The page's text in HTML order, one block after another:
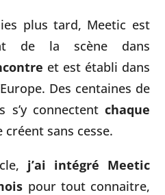
plus tard, Meetic est
de la scène dans
et est établi dans
Des centaines de
s’y connectent chaque
créent sans cesse.
j’ai intégré Meetic
pour tout connaitre,